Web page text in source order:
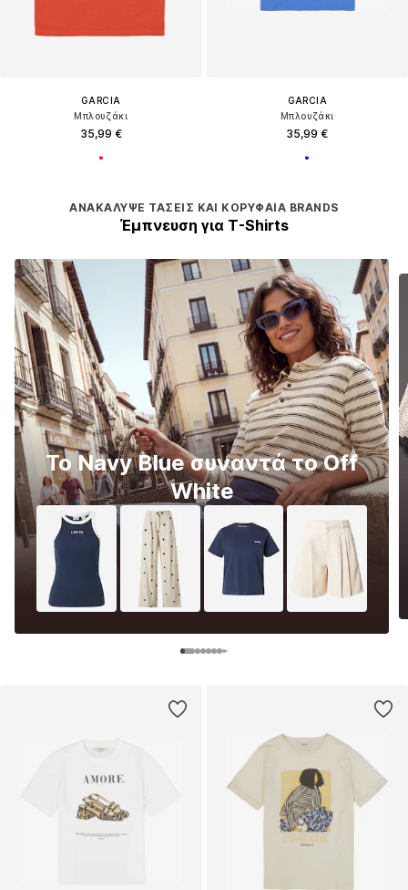
GARCIA
Μπλουζάκι
35,99 €
ΑΝΑΚΆΛΥΨΕ ΤΆΣΕΙΣ ΚΑΙ ΚΟΡΥΦΑΊΑ BRANDS
Έμπνευση για T-Shirts
Το Navy Blue συναντά το Off
White
GARCIA
Μπλουζάκι
35,99 €